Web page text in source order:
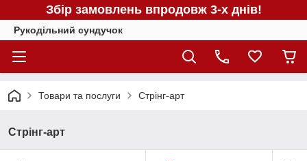
Збір замовлень впродовж 3-х днів!
Рукодільний сундучок
Товари та послуги Стрінг-арт
Стрінг-арт